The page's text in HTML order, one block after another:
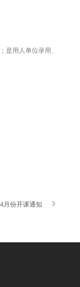
用人单位录用、
月份开课通知